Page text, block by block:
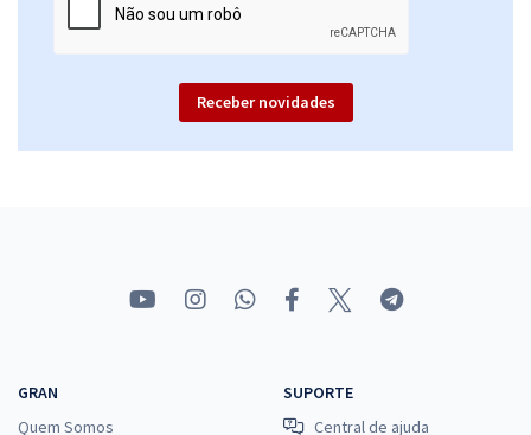
Comprar
Comprar
Aeronáutica - Exame de Admissão - (EAOEAR) - Engenharia Elétrica
Receber novidades
GRAN
Quem Somos
SUPORTE
Central de ajuda